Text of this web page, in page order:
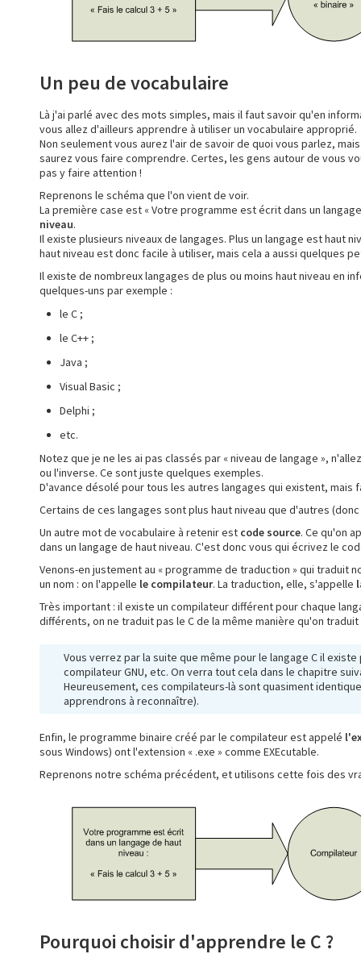
Un peu de vocabulaire
Là j'ai parlé avec des mots simples, mais il faut savoir qu'en
vous allez d'ailleurs apprendre à utiliser un vocabulaire approprié.
Non seulement vous aurez l'air de savoir de quoi vous parlez,
saurez vous faire comprendre. Certes, les gens autour de vous
pas y faire attention !
Reprenons le schéma que l'on vient de voir.
La première case est « Votre programme est écrit dans un
niveau.
Il existe plusieurs niveaux de langages. Plus un langage est haut
haut niveau est donc facile à utiliser, mais cela a aussi quelques
Il existe de nombreux langages de plus ou moins haut niveau en
quelques-uns par exemple :
le C ;
le C++ ;
Java ;
Visual Basic ;
Delphi ;
etc.
Notez que je ne les ai pas classés par « niveau de langage »,
ou l'inverse. Ce sont juste quelques exemples.
D'avance désolé pour tous les autres langages qui existent,
Certains de ces langages sont plus haut niveau que d'autres
Un autre mot de vocabulaire à retenir est code source. Ce qu'on
dans un langage de haut niveau. C'est donc vous qui écrivez le
Venons-en justement au « programme de traduction » qui traduit
un nom : on l'appelle le compilateur. La traduction, elle, s'appelle
Très important : il existe un compilateur différent pour chaque
différents, on ne traduit pas le C de la même manière qu'on traduit
Vous verrez par la suite que même pour le langage C il
compilateur GNU, etc. On verra tout cela dans le chapitre
Heureusement, ces compilateurs-là sont quasiment
apprendrons à reconnaître).
Enfin, le programme binaire créé par le compilateur est appelé
sous Windows) ont l'extension « .exe » comme EXEcutable.
Reprenons notre schéma précédent, et utilisons cette fois des
Pourquoi choisir d'apprendre le C ?